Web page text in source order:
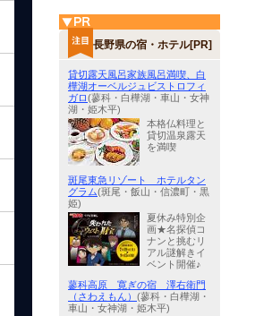
長野県の宿・ホテル[PR]
貸切露天風呂家族風呂満喫、白
樺湖オーベルジュビストロフィ
ガロ(蓼科・白樺湖・車山・女神
湖・姫木平)
本格仏料理と
貸切温泉露天
を満喫
斑尾東急リゾート ホテルタン
グラム(斑尾・飯山・信濃町・黒
姫)
夏休み特別企
画★名探偵コ
ナンと挑むリ
アル謎解きイ
ベント開催♪
蓼科高原 寛ぎの宿 澤右衛門
（さわえもん） (蓼科・白樺湖・
車山・女神湖・姫木平)